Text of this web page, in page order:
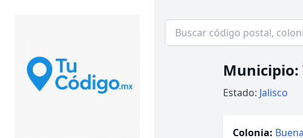
Municipio:
Estado: Jalisco
Colonia: